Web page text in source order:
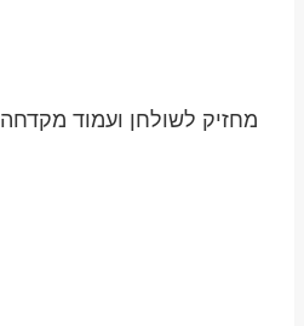
מחזיק לשולחן ועמוד מקדחה